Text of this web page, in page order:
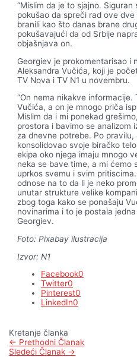
“Mislim da je to sjajno.
pokušao da spreči rad ove
branili kao što danas brane
pokušavajući da od Srbije
objašnjava on.
Georgiev je prokomentarisao i
Aleksandra Vučića, koji je
TV Nova i TV N1 u novembru.
“On nema nikakve informacije.
Vučića, a on je mnogo priča
Mislim da i mi ponekad
prostora i bavimo se analizom
za dnevne potrebe. Po
konsolidovao svoje biračko
ekipa oko njega imaju mnogo
neka se bave time, a mi ćemo
uprkos svemu i svim
odnose na to da li je neko
unutar strukture velike
zbog toga kako se ponašaju
novinarima i to je postala
Georgiev.
Foto: Pixabay ilustracija
Izvor: N1
Facebook0
Twitter0
Pinterest0
LinkedIn0
Kretanje članka
← Prethodni Članak
Sledeći Članak →